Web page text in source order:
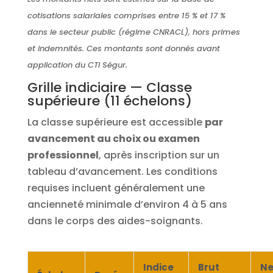
cotisations salariales comprises entre 15 % et 17 %
dans le secteur public (régime CNRACL), hors primes
et indemnités. Ces montants sont donnés avant
application du CTI Ségur.
Grille indiciaire — Classe
supérieure (11 échelons)
La classe supérieure est accessible par
avancement au choix ou examen
professionnel, après inscription sur un
tableau d’avancement. Les conditions
requises incluent généralement une
ancienneté minimale d’environ 4 à 5 ans
dans le corps des aides-soignants.
Indice
Brut